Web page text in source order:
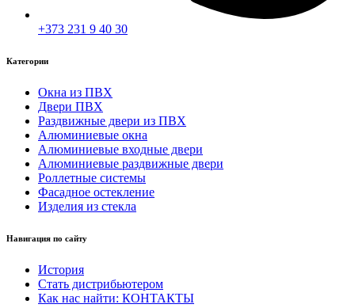
+373 231 9 40 30
Категории
Окна из ПВХ
Двери ПВХ
Раздвижные двери из ПВХ
Алюминиевые окна
Алюминиевые входные двери
Алюминиевые раздвижные двери
Роллетные системы
Фасадное остекление
Изделия из стекла
Навигация по сайту
История
Стать дистрибьютером
Как нас найти: КОНТАКТЫ